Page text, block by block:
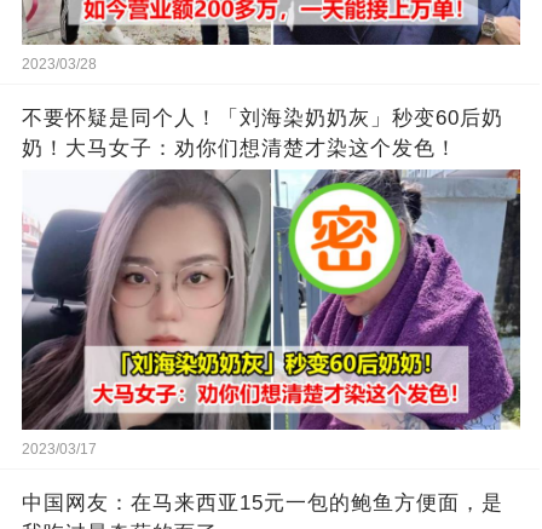
2023/03/28
不要怀疑是同个人！「刘海染奶奶灰」秒变60后奶
奶！大马女子：劝你们想清楚才染这个发色！
2023/03/17
中国网友：在马来西亚15元一包的鲍鱼方便面，是